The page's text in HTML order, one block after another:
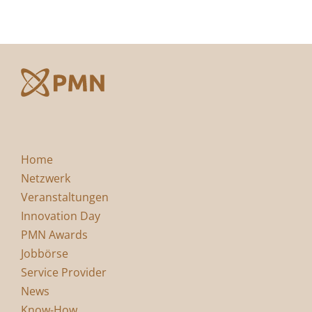
Home
Netzwerk
Veranstaltungen
Innovation Day
PMN Awards
Jobbörse
Service Provider
News